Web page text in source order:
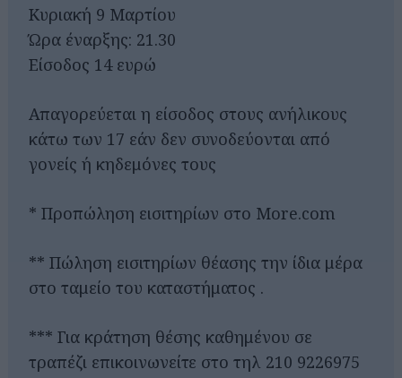
Κυριακή 9 Μαρτίου
Ώρα έναρξης: 21.30
Είσοδος 14 ευρώ
Απαγορεύεται η είσοδος στους ανήλικους
κάτω των 17 εάν δεν συνοδεύονται από
γονείς ή κηδεμόνες τους
* Προπώληση εισιτηρίων στο More.com
** Πώληση εισιτηρίων θέασης την ίδια μέρα
στο ταμείο του καταστήματος .
*** Για κράτηση θέσης καθημένου σε
τραπέζι επικοινωνείτε στο τηλ 210 9226975
Αναζήτηση
για...